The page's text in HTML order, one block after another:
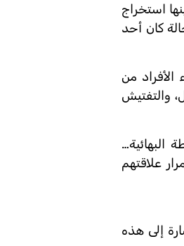
استخراج
كان أحد
من
والتفتيش
علاقتهم
إلى هذه